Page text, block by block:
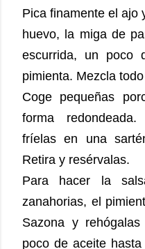
Pica finamente el ajo
huevo, la miga de
escurrida, un
pimienta. Mezcla
Coge pequeñas
forma
fríelas en una
Retira y resérvalas.
Para hacer la
zanahorias, el
Sazona y
poco de aceite